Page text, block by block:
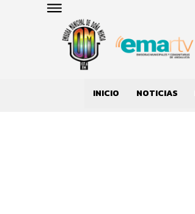
INICIO NOTICIAS